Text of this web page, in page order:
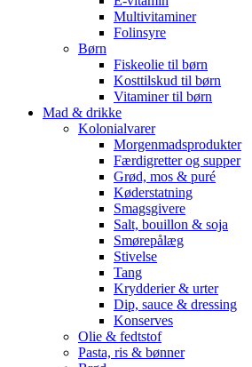
Multivitaminer
Folinsyre
Børn
Fiskeolie til børn
Kosttilskud til børn
Vitaminer til børn
Mad & drikke
Kolonialvarer
Morgenmadsprodukter
Færdigretter og supper
Grød, mos & puré
Køderstatning
Smagsgivere
Salt, bouillon & soja
Smørepålæg
Stivelse
Tang
Krydderier & urter
Dip, sauce & dressing
Konserves
Olie & fedtstof
Pasta, ris & bønner